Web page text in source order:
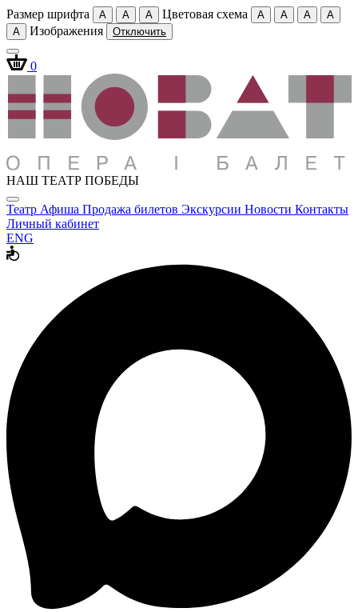
Размер шрифта A A A Цветовая схема A A A
A
A
Изображения Отключить
0
НАШ ТЕАТР ПОБЕДЫ
Театр Афиша Продажа билетов Экскурсии Новости Контакты
Личный кабинет
ENG